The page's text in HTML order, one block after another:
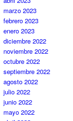
marzo 2023
febrero 2023
enero 2023
diciembre 2022
noviembre 2022
octubre 2022
septiembre 2022
agosto 2022
julio 2022
junio 2022
mayo 2022